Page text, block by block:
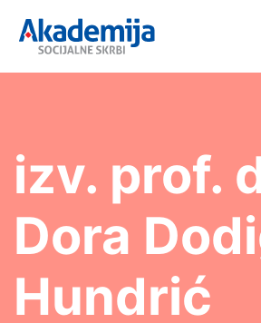
izv. prof.
Dora
Hundrić